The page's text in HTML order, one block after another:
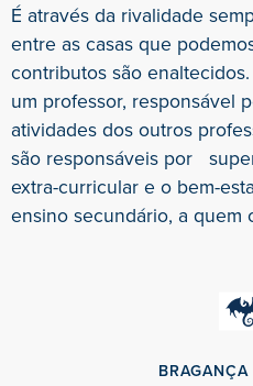
É através da rivalidade
entre as casas que
contributos são
um professor, responsável
atividades dos outros
são responsáveis por
extra-curricular e o bem-
ensino secundário, a quem